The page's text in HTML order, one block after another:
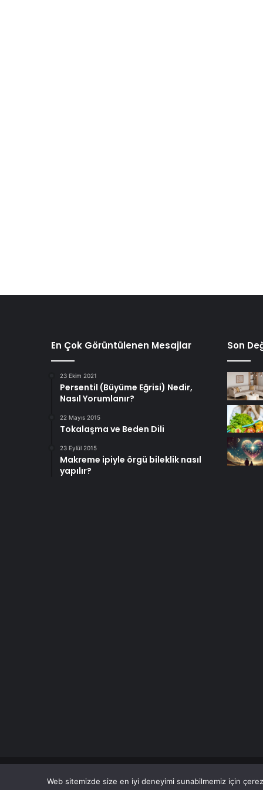
En Çok Görüntülenen Mesajlar
23 Ekim 2021
Persentil (Büyüme Eğrisi) Nedir,
Nasıl Yorumlanır?
22 Mayıs 2015
Tokalaşma ve Beden Dili
23 Eylül 2015
Makreme ipiyle örgü bileklik nasıl
yapılır?
Son
© Copyright 2026 Her Hakkı Saklıdır. Son Dakika
Web sitemizde size en iyi deneyimi sunabilmemiz için